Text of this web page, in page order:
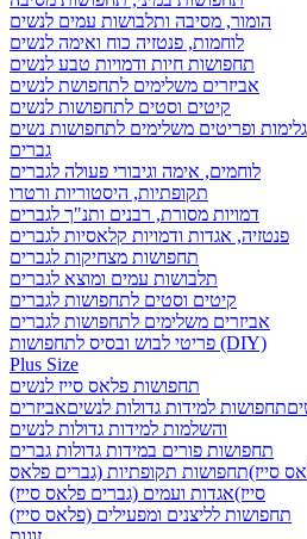
הומור, מסיבה ותלבושות עמים לנשים
לוחמות, פנטזיה כוח ואימה לנשים
תחפושות חיות ודמויות טבע לנשים
אביזרים משלימים לתחפושת לנשים
קיטים וסטים לתחפושות לנשים
גלימות ופריטים משלימים לתחפושות נשים
גברים
לוחמים, אימה וגיבורי פעולה לגברים
תקופתיות, היסטוריות ורטרו
דמויות מסורת, רבנים ותנ"ך לגברים
פנטזיה, אגדות ודמויות קלאסיות לגברים
תחפושות מצחיקות לגברים
תלבושות עמים ומוצא לגברים
קיטים וסטים לתחפושות לגברים
אביזרים משלימים לתחפושות לגברים
פריטי לבוש ובסיס לתחפושות (DIY)
Plus Size
תחפושות פלאס סייז לנשים
תחפושות למידות גדולות לנשיםאביזרים
והשלמות למידות גדולות לנשים
תחפושות פורים במידות גדולות גברים
סייז)תחפושות תקופתיות (גברים פלאס
סייז)אגדות ועמים (גברים פלאס סייז)
תחפושות לליצנים ומפעילים (פלאס סייז)